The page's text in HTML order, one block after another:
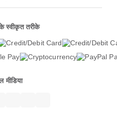
स्वीकृत तरीके
मीडिया